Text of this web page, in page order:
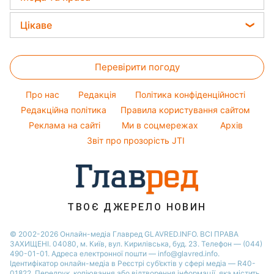
Святкове меню
Ані Лорак
Кейт Міддлтон
Алла Пугачова
Настя Каменських
Віталій Козловський
Потап
Погода на сьогодні
Погода на завтра
Новини Львова
Новини Полтави
Новини Дніпра
Новини Тернополя
Новини Черкаси
Новини Житомира
Новини Одеси
Новини Запоріжжя
Жіночі стрижки
Фарбування волосся
Гарний манікюр
Модні помилки
Новини моди
Поради від Андре Тана
Цікаве
Тести по картинці
Оптичні ілюзії
Народні прикмети
Усе про шоу-бізнес
Перевірити погоду
Про нас Редакція
Політика конфіденційності
Редакційна політика
Правила користування сайтом
Реклама на сайті
Ми в соцмережах
Архів
Звіт про прозорість JTI
ТВОЄ ДЖЕРЕЛО НОВИН
© 2002-2026 Онлайн-медіа Главред GLAVRED.INFO. ВСІ ПРАВА
ЗАХИЩЕНІ. 04080, м. Київ, вул. Кирилівська, буд. 23. Телефон — (044)
490-01-01. Адреса електронної пошти — info@glavred.info.
Ідентифікатор онлайн-медіа в Реєстрі суб’єктів у сфері медіа — R40-